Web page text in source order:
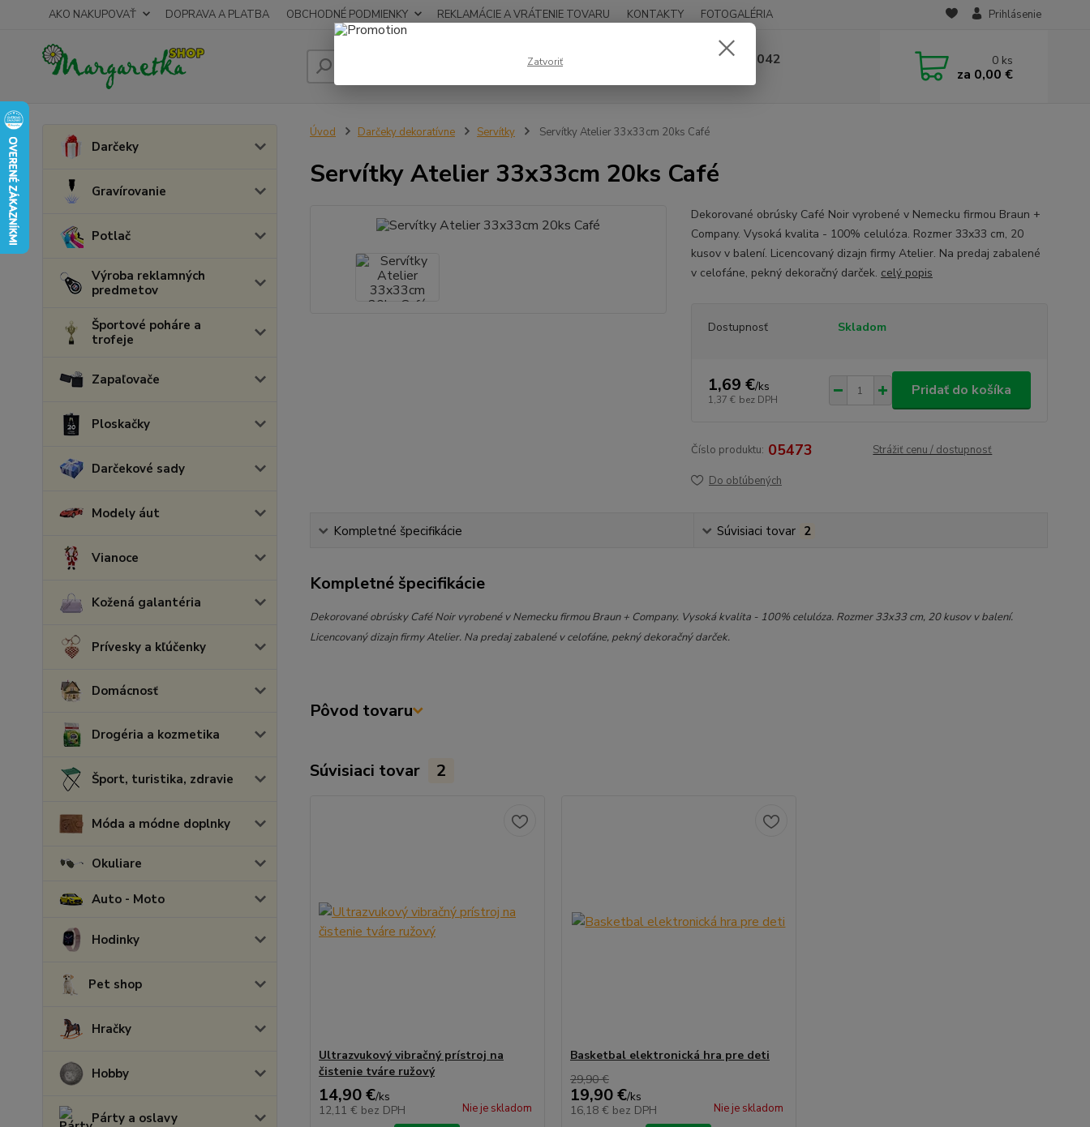
AKO NAKUPOVAŤ DOPRAVA A PLATBA OBCHODNÉ PODMIENKY REKLAMÁCIE A VRÁTENIE TOVARU KONTAKTY FOTOGALÉRIA Prihlásenie
Hľadať 0948 236 042 0 ks
za 0,00 €
Darčeky
Gravírovanie
Potlač
Výroba reklamných
predmetov
Športové poháre a
trofeje
Zapaľovače
Ploskačky
Darčekové sady
Modely áut
Vianoce
Kožená galantéria
Prívesky a kľúčenky
Domácnosť
Drogéria a kozmetika
Šport, turistika, zdravie
Móda a módne doplnky
Okuliare
Auto - Moto
Hodinky
Pet shop
Hračky
Hobby
Párty a oslavy
Úvod Darčeky dekoratívne Servítky Servítky Atelier 33x33cm 20ks Café
Servítky Atelier 33x33cm 20ks Café
Dekorované obrúsky Café Noir vyrobené v Nemecku firmou Braun +
Company. Vysoká kvalita - 100% celulóza. Rozmer 33x33 cm, 20
kusov v balení. Licencovaný dizajn firmy Atelier. Na predaj zabalené
v celofáne, pekný dekoračný darček. celý popis
Dostupnosť Skladom
1,69 €/ks
1,37 € bez DPH
Pridať do košíka
Číslo produktu: 05473 Strážiť cenu / dostupnosť
Do obľúbených
Kompletné špecifikácie Súvisiaci tovar 2
Kompletné špecifikácie
Dekorované obrúsky Café Noir vyrobené v Nemecku firmou Braun + Company. Vysoká kvalita - 100% celulóza. Rozmer 33x33 cm, 20 kusov v balení.
Licencovaný dizajn firmy Atelier. Na predaj zabalené v celofáne, pekný dekoračný darček.
Pôvod tovaru
Súvisiaci tovar 2
Ultrazvukový vibračný prístroj na
čistenie tváre ružový
14,90 €/ks
12,11 € bez DPH Nie je skladom
Basketbal elektronická hra pre deti
29,90 €
19,90 €/ks
16,18 € bez DPH Nie je skladom
Zatvoriť